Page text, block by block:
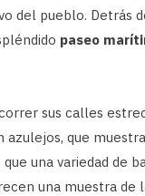
del pueblo. Detrás
paseo
sus calles
azulejos, que
una variedad de
una muestra de